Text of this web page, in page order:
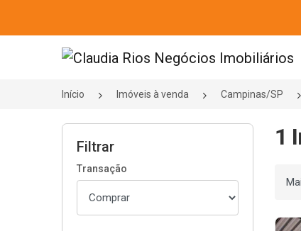
Página inicial
Início Imóveis à venda Campinas/SP
Filtrar
Transação
1